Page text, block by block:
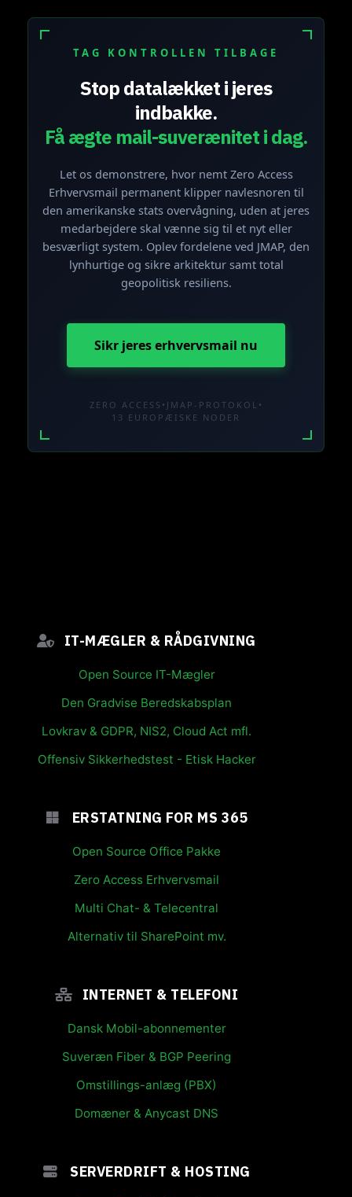
TAG KONTROLLEN TILBAGE
Stop datalækket i jeres
indbakke.
Få ægte mail-suverænitet i dag.
Let os demonstrere, hvor nemt Zero Access
Erhvervsmail permanent klipper navlesnoren til
den amerikanske stats overvågning, uden at jeres
medarbejdere skal vænne sig til et nyt eller
besværligt system. Oplev fordelene ved JMAP, den
lynhurtige og sikre arkitektur samt total
geopolitisk resiliens.
Sikr jeres erhvervsmail nu
ZERO ACCESS • JMAP-PROTOKOL •
13 EUROPÆISKE NODER
IT-MÆGLER & RÅDGIVNING
Open Source IT-Mægler
Den Gradvise Beredskabsplan
Lovkrav & GDPR, NIS2, Cloud Act mfl.
Offensiv Sikkerhedstest - Etisk Hacker
ERSTATNING FOR MS 365
Open Source Office Pakke
Zero Access Erhvervsmail
Multi Chat- & Telecentral
Alternativ til SharePoint mv.
INTERNET & TELEFONI
Dansk Mobil-abonnementer
Suveræn Fiber & BGP Peering
Omstillings-anlæg (PBX)
Domæner & Anycast DNS
SERVERDRIFT & HOSTING